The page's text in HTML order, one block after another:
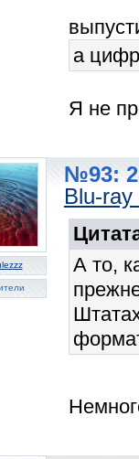
а
Я не
№93:
Blu-
А то,